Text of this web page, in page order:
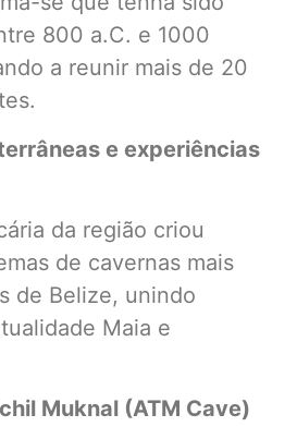
800 a.C. e 1000
a reunir mais de 20
e experiências
da região criou
de cavernas mais
de Belize, unindo
Maia e
Muknal (ATM Cave)